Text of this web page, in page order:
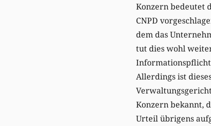
Konzern bedeutet
CNPD
dem das
tut dies wohl
Informationspflicht
Allerdings ist
Konzern bekannt,
Urteil übrigens